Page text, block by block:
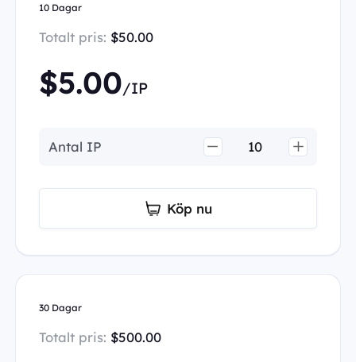
10 Dagar
Totalt pris: $50.00
$5.00/IP
Antal IP
Köp nu
30 Dagar
Totalt pris: $500.00